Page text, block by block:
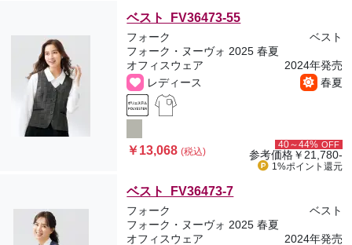
ベスト FV36473-55
フォーク
ベスト
フォーク・ヌーヴォ 2025 春夏
オフィスウェア
2024年発売
レディース
春夏
￥13,068(税込)
40～44% OFF
参考価格￥21,780-
1%ポイント 還元
ベスト FV36473-7
フォーク
ベスト
フォーク・ヌーヴォ 2025 春夏
オフィスウェア
2024年発売